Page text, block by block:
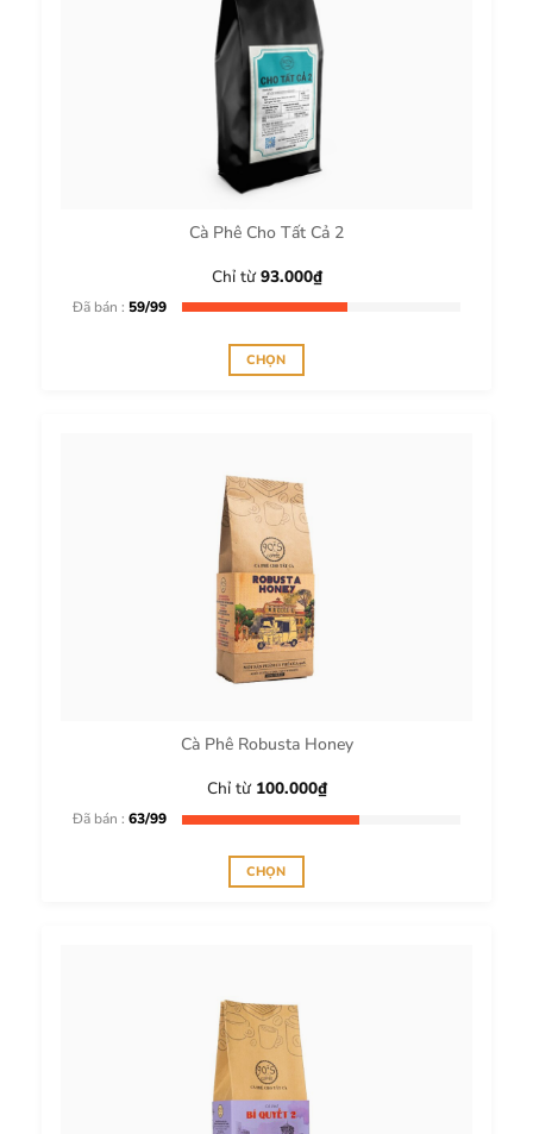
Cà Phê Cho Tất Cả 2
Chỉ từ93.000₫
Đã bán : 59/99
CHỌN
nhiều
biến
thể.
Các
tùy
chọn
có
thể
được
trên
sản
phẩm
Cà Phê Robusta Honey
Chỉ từ 100.000₫
Đã bán : 63/99
CHỌN
nhiều
biến
thể.
Các
tùy
chọn